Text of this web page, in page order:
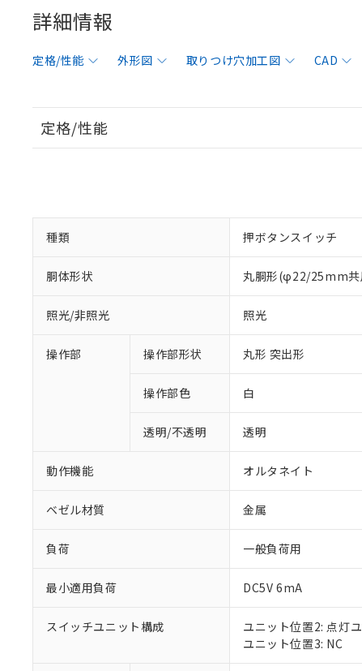
詳細情報
定格/性能 外形図 取りつけ穴加工図 CAD
定格/性能
種類 押ボタンスイッチ
胴体形状 丸胴形(φ22/25mm共
照光/非照光 照光
操作部 操作部形状 丸形 突出形
操作部色 白
透明/不透明 透明
動作機能 オルタネイト
ベゼル材質 金属
負荷 一般負荷用
最小適用負荷 DC5V 6mA
スイッチユニット構成
ユニット位置2: 点灯
ユニット位置3: NC